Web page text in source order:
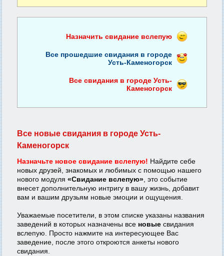
Назначить свидание вслепую
Все прошедшие свидания в городе
Усть-Каменогорск
Все свидания в городе Усть-
Каменогорск
Все новые свидания в городе Усть-
Каменогорск
Назначьте новое свидание вслепую! Найдите себе
новых друзей, знакомых и любимых с помощью нашего
нового модуля «Свидание вслепую» , это событие
внесет дополнительную интригу в вашу жизнь, добавит
вам и вашим друзьям новые эмоции и ощущения.
Уважаемые посетители, в этом списке указаны названия
заведений в которых назначены все новые свидания
вслепую. Просто нажмите на интересующее Вас
заведение, после этого откроются анкеты нового
свидания.